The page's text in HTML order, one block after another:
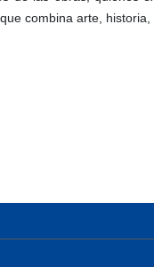
combina arte, historia,